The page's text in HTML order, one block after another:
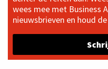
wees mee met Business
nieuwsbrieven en houd